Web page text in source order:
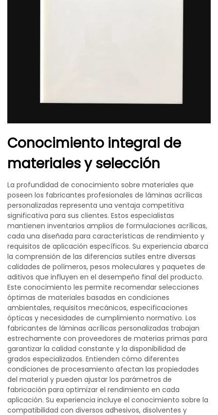
Conocimiento integral de
materiales y selección
La profundidad de conocimiento sobre materiales que
poseen los fabricantes profesionales de láminas acrílicas
personalizadas representa una ventaja competitiva
significativa para sus clientes. Estos especialistas
mantienen inventarios amplios de formulaciones acrílicas,
cada una diseñada para características de rendimiento y
requisitos de aplicación específicos. Su experiencia abarca
la comprensión de las diferencias sutiles entre diversas
calidades de polímeros, pesos moleculares y paquetes de
aditivos que influyen en el desempeño final del producto.
Este conocimiento les permite recomendar selecciones
óptimas de materiales basadas en condiciones
ambientales, requisitos mecánicos, especificaciones
ópticas y necesidades de cumplimiento normativo. Los
fabricantes de láminas acrílicas personalizadas trabajan
estrechamente con proveedores de materias primas para
garantizar la calidad constante y la disponibilidad de
grados especializados. Entienden cómo diferentes
condiciones de procesamiento afectan las propiedades
del material y pueden ajustar los parámetros de
fabricación para optimizar el rendimiento en cada
aplicación. Su experiencia incluye el conocimiento sobre la
compatibilidad con diversos adhesivos, disolventes y